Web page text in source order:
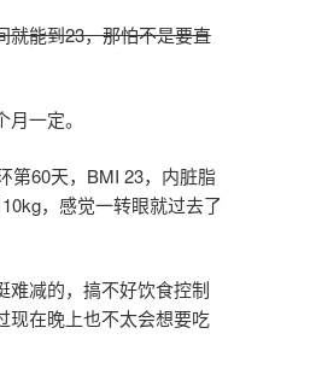
就能到23，那怕不是要直
一定。
第60天，BMI 23，内脏脂
，感觉一转眼就过去了
难减的，搞不好饮食控制
现在晚上也不太会想要吃